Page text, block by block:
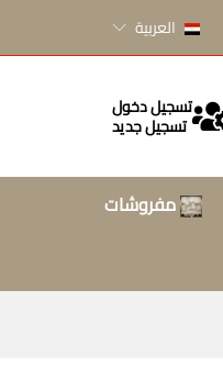
العربية
تسجيل دخول
تسجيل جديد
مفروشات